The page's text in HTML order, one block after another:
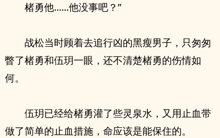
楮勇他......他没事吧？”
战松当时顾着去追行凶的黑瘦男子，只匆匆
瞥了楮勇和伍玥一眼，还不清楚楮勇的伤情如
何。
伍玥已经给楮勇灌了些灵泉水，又用止血带
做了简单的止血措施，命应该是能保住的。